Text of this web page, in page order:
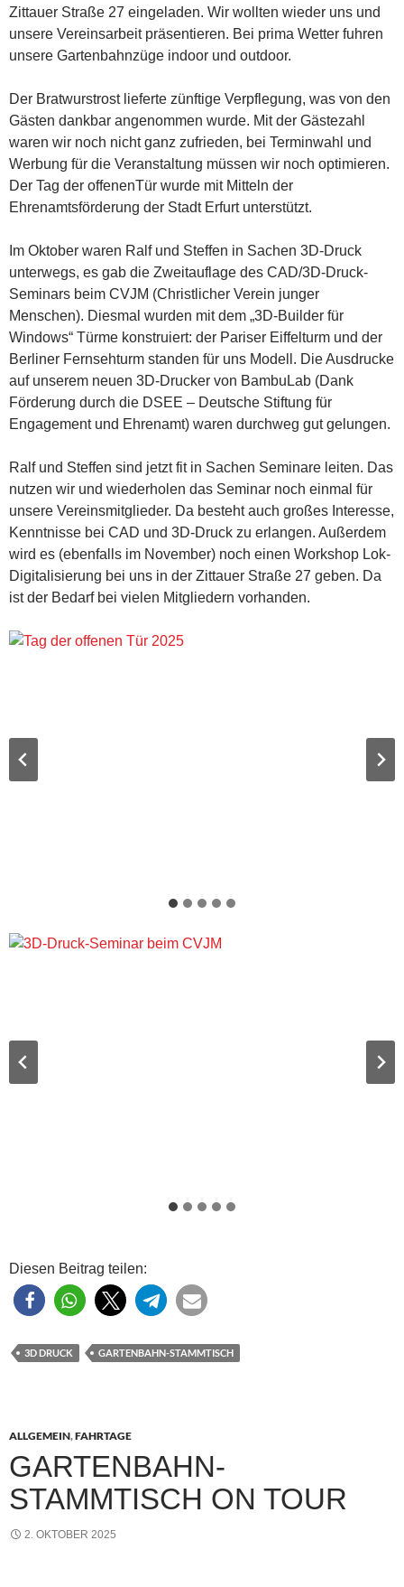
Zittauer Straße 27 eingeladen. Wir wollten wieder uns und
unsere Vereinsarbeit präsentieren. Bei prima Wetter fuhren
unsere Gartenbahnzüge indoor und outdoor.
Der Bratwurstrost lieferte zünftige Verpflegung, was von den
Gästen dankbar angenommen wurde. Mit der Gästezahl
waren wir noch nicht ganz zufrieden, bei Terminwahl und
Werbung für die Veranstaltung müssen wir noch optimieren.
Der Tag der offenenTür wurde mit Mitteln der
Ehrenamtsförderung der Stadt Erfurt unterstützt.
Im Oktober waren Ralf und Steffen in Sachen 3D-Druck
unterwegs, es gab die Zweitauflage des CAD/3D-Druck-
Seminars beim CVJM (Christlicher Verein junger
Menschen). Diesmal wurden mit dem „3D-Builder für
Windows“ Türme konstruiert: der Pariser Eiffelturm und der
Berliner Fernsehturm standen für uns Modell. Die Ausdrucke
auf unserem neuen 3D-Drucker von BambuLab (Dank
Förderung durch die DSEE – Deutsche Stiftung für
Engagement und Ehrenamt) waren durchweg gut gelungen.
Ralf und Steffen sind jetzt fit in Sachen Seminare leiten. Das
nutzen wir und wiederholen das Seminar noch einmal für
unsere Vereinsmitglieder. Da besteht auch großes Interesse,
Kenntnisse bei CAD und 3D-Druck zu erlangen. Außerdem
wird es (ebenfalls im November) noch einen Workshop Lok-
Digitalisierung bei uns in der Zittauer Straße 27 geben. Da
ist der Bedarf bei vielen Mitgliedern vorhanden.
Diesen Beitrag teilen:
3D DRUCK GARTENBAHN-STAMMTISCH
ALLGEMEIN,FAHRTAGE
GARTENBAHN-
STAMMTISCH ON TOUR
2. OKTOBER 2025